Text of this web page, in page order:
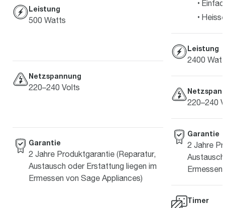
Leistung
500 Watts
Netzspannung
220–240 Volts
Garantie
2 Jahre Produktgarantie (Reparatur,
Austausch oder Erstattung liegen im
Ermessen von Sage Appliances)
Leistung
2400
220–240
Garantie
2 Jahre
Timer